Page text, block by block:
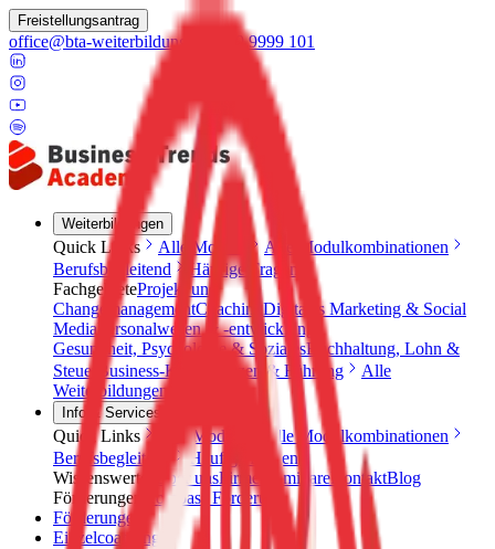
Freistellungsantrag
office@bta-weiterbildung.de 0800 9999 101
Weiterbildungen
Quick Links Alle Module
Alle Modulkombinationen
Berufsbegleitend
Häufige Fragen
FachgebieteProjekt und
ChangemanagementCoachingDigitales Marketing & Social
MediaPersonalwesen & -entwicklung
Gesundheit, Psychologie & SozialesBuchhaltung, Lohn &
Steuer
Business-Kompetenzen & Führung
Alle
Weiterbildungen
Info & Services
Quick Links Alle Module
Alle Modulkombinationen
Berufsbegleitend
Häufige Fragen
Wissenswertes
Über unsFirmenseminareKontaktBlog
Förderungen
Kompass Förderung
Förderungen
Einzelcoaching